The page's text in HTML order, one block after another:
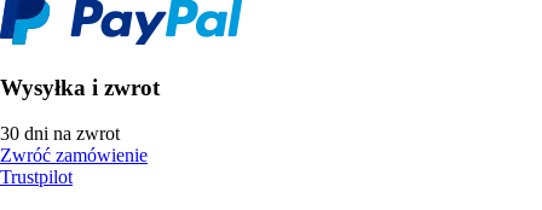
Wysyłka i zwrot
30 dni na zwrot
Zwróć zamówienie
Trustpilot